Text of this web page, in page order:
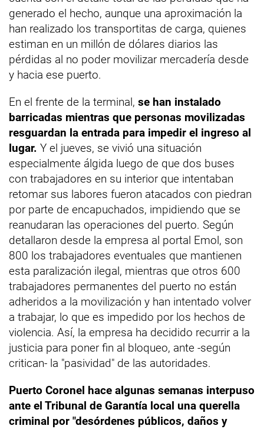
generado el hecho, aunque una aproximación la
han realizado los transportitas de carga, quienes
estiman en un millón de dólares diarios las
pérdidas al no poder movilizar mercadería desde
y hacia ese puerto.
En el frente de la terminal, se han instalado
barricadas mientras que personas movilizadas
resguardan la entrada para impedir el ingreso al
lugar. Y el jueves, se vivió una situación
especialmente álgida luego de que dos buses
con trabajadores en su interior que intentaban
retomar sus labores fueron atacados con piedran
por parte de encapuchados, impidiendo que se
reanudaran las operaciones del puerto. Según
detallaron desde la empresa al portal Emol, son
800 los trabajadores eventuales que mantienen
esta paralización ilegal, mientras que otros 600
trabajadores permanentes del puerto no están
adheridos a la movilización y han intentado volver
a trabajar, lo que es impedido por los hechos de
violencia. Así, la empresa ha decidido recurrir a la
justicia para poner fin al bloqueo, ante -según
critican- la "pasividad" de las autoridades.
Puerto Coronel hace algunas semanas interpuso
ante el Tribunal de Garantía local una querella
criminal por "desórdenes públicos, daños y